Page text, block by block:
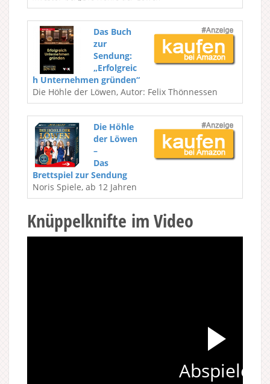
Das Buch
zur
Sendung:
„Erfolgreic
h Unternehmen gründen“
Die Höhle der Löwen, Autor: Felix Thönnessen
Die Höhle
der Löwen
–
Das
Brettspiel zur Sendung
Noris Spiele, ab 12 Jahren
Knüppelknifte im Video
Abspielen